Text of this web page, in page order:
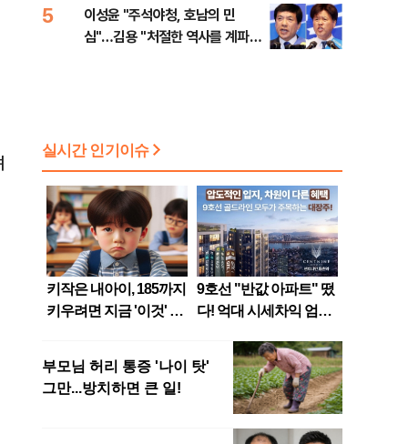
5
이성윤 "주석야청, 호남의 민
심"…김용 "처절한 역사를 계파선